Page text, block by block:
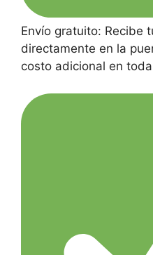
Envío gratuito: Recibe
directamente en la
costo adicional en